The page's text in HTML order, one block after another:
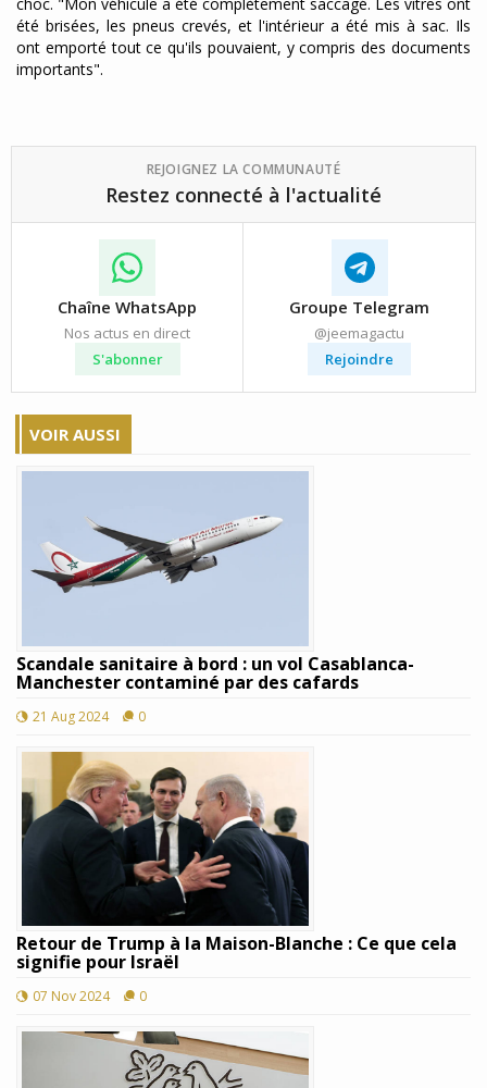
été brisées, les pneus crevés, et l'intérieur a été mis à sac. Ils
ont emporté tout ce qu'ils pouvaient, y compris des documents
importants".
REJOIGNEZ LA COMMUNAUTÉ
Restez connecté à l'actualité
Chaîne WhatsApp
Nos actus en direct
S'abonner
Groupe Telegram
@jeemagactu
Rejoindre
VOIR AUSSI
Scandale sanitaire à bord : un vol Casablanca-
Manchester contaminé par des cafards
21 Aug 2024 0
Retour de Trump à la Maison-Blanche : Ce que cela
signifie pour Israël
07 Nov 2024 0